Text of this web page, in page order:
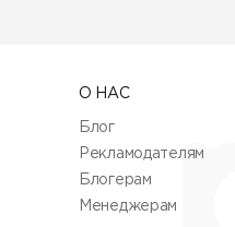
О НАС
Блог
Рекламодателям
Блогерам
Менеджерам